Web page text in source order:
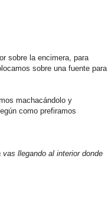
sobre la encimera, para
sobre una fuente para
machacándolo y
como prefiramos
llegando al interior donde